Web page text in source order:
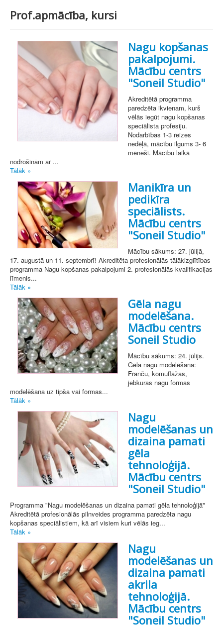
Prof.apmācība, kursi
Nagu kopšanas
pakalpojumi.
Mācību centrs
"Soneil Studio"
Akreditētā programma
paredzēta ikvienam, kurš
vēlās iegūt nagu kopšanas
speciālista profesiju.
Nodarbības 1-3 reizes
nedēļā, mācību ilgums 3- 6
mēneši. Mācību laikā
nodrošinām ar ...
Tālāk »
Manikīra un
pedikīra
speciālists.
Mācību centrs
"Soneil Studio"
Mācību sākums: 27. jūlijā,
17. augustā un 11. septembrī! Akreditēta profesionālās tālākizglītības
programma Nagu kopšanas pakalpojumi 2. profesionālās kvalifikacijas
līmenis...
Tālāk »
Gēla nagu
modelēšana.
Mācību centrs
Soneil Studio
Mācību sākums: 24. jūlijs.
Gēla nagu modelēšana:
Franču, komuflāžas,
jebkuras nagu formas
modelēšana uz tipša vai formas...
Tālāk »
Nagu
modelēšanas un
dizaina pamati
gēla
tehnoloģijā.
Mācību centrs
"Soneil Studio"
Programma "Nagu modelēšanas un dizaina pamati gēla tehnoloģijā"
Akreditētā profesionālās pilnveides programma paredzēta nagu
kopšanas speciālistiem, kā arī visiem kuri vēlās ieg...
Tālāk »
Nagu
modelēšanas un
dizaina pamati
akrila
tehnoloģijā.
Mācību centrs
"Soneil Studio"